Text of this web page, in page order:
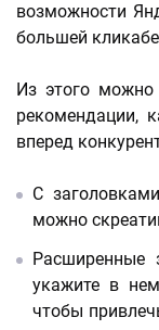
возможности
большей
Из этого
рекомендации,
вперед
С
можно
Расширенные
укажите в
чтобы